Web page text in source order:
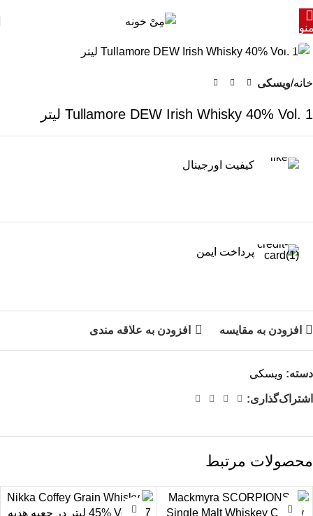
خانه ویسکی
Tullamore DEW Irish Whisky 40% Vol. 1 لیتر
کیفیت اورجینال
پرداخت ایمن
افزودن به مقایسه افزودن به علاقه مندی
دسته: ویسکی
اشتراک‌گذاری:
محصولات مرتبط